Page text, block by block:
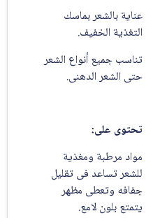
عناية بالشعر بماسك
التغذية الخفيف.
تناسب جميع أنواع الشعر
حتى الشعر الدهنى.
تحتوى على:
مواد مرطبة ومغذية
للشعر تساعد فى تقليل
جفافه وتعطى مظهر
يتمتع بلون لامع.